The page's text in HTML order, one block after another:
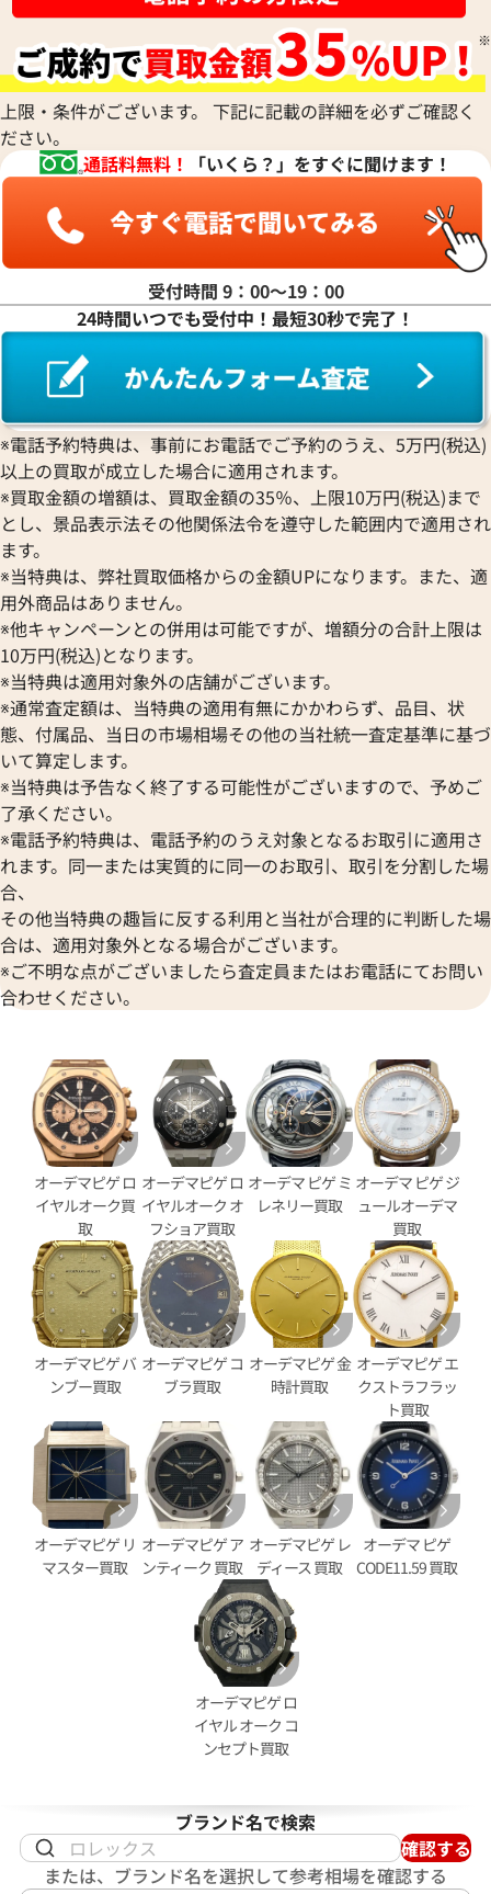
電話で聞く
CODE 11.59 クロノグラフ
格
日時点の参考買取価格です
オーデマ ピゲ CODE11.59
26393OR.OO.A028CR.01
参考買取価格
3,733,000円
※2026年1月27日時点の参考
CODE 11.59
格
日時点の参考買取価格です
26393BC.OO.A002KB.01
参考買取価格
3,342,000円
※2025年1月9日時点の参考買
CODE 11.59
日時点の参考買取価格です
オーデマ ピゲ CODE 11.59
26393BC.OO.A068CR.01
参考買取価格
価格はお問い合わせください
電話で聞く
CODE11.59 オーデマ ピゲ CODE 11.59
上限・条件がございます。 下記に記載の詳細を必ずご確認く
ださい。
通話料無料！
「いくら？」をすぐに聞けます！
受付時間 9：00〜19：00
24時間いつでも受付中！最短30秒で完了！
※電話予約特典は、事前にお電話でご予約のうえ、5万円(税込)
以上の買取が成立した場合に適用されます。
※買取金額の増額は、買取金額の35％、上限10万円(税込)まで
とし、景品表示法その他関係法令を遵守した範囲内で適用され
ます。
※当特典は、弊社買取価格からの金額UPになります。また、適
用外商品はありません。
※他キャンペーンとの併用は可能ですが、増額分の合計上限は
10万円(税込)となります。
※当特典は適用対象外の店舗がございます。
※通常査定額は、当特典の適用有無にかかわらず、品目、状
態、付属品、当日の市場相場その他の当社統一査定基準に基づ
いて算定します。
※当特典は予告なく終了する可能性がございますので、予めご
了承ください。
※電話予約特典は、電話予約のうえ対象となるお取引に適用さ
れます。同一または実質的に同一のお取引、取引を分割した場
合、
その他当特典の趣旨に反する利用と当社が合理的に判断した場
合は、適用対象外となる場合がございます。
※ご不明な点がございましたら査定員またはお電話にてお問い
合わせください。
オーデマピゲ ロ
イヤルオーク買
取
オーデマピゲ ロ
イヤルオーク オ
フショア買取
オーデマ ピゲ ミ
レネリー買取
オーデマ ピゲ ジ
ュールオーデマ
買取
オーデマピゲ バ
ンブー買取
オーデマピゲ コ
ブラ買取
オーデマピゲ 金
時計買取
オーデマピゲ エ
クストラフラッ
ト買取
オーデマピゲ リ
マスター買取
オーデマピゲ ア
ンティーク 買取
オーデマピゲ レ
ディース 買取
オーデマ ピゲ
CODE11.59 買取
オーデマピゲ ロ
イヤル オーク コ
ンセプト買取
ブランド名で検索
確認する
または、ブランド名を選択して参考相場を確認する